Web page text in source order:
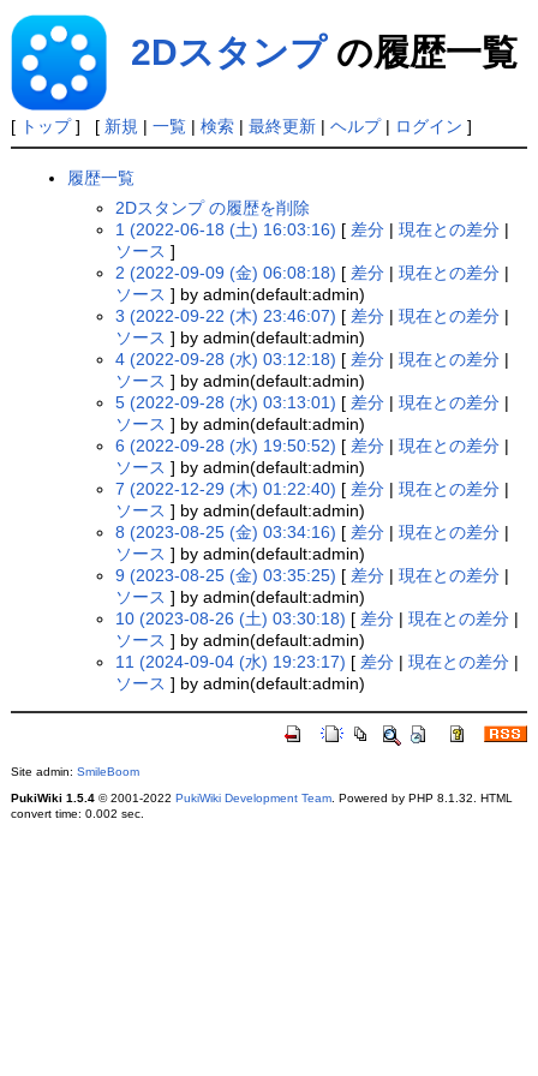
2Dスタンプの履歴一覧
[ トップ] [ 新規 | 一覧| 検索| 最終更新| ヘルプ| ログイン ]
履歴一覧
2Dスタンプ の履歴を削除
1 (2022-06-18 (土) 16:03:16) [ 差分 |現在との差分 |
ソース ]
2 (2022-09-09 (金) 06:08:18) [ 差分 |現在との差分 |
ソース ] by admin(default:admin)
3 (2022-09-22 (木) 23:46:07) [ 差分 |現在との差分 |
ソース ] by admin(default:admin)
4 (2022-09-28 (水) 03:12:18) [ 差分 |現在との差分 |
ソース ] by admin(default:admin)
5 (2022-09-28 (水) 03:13:01) [ 差分 |現在との差分 |
ソース ] by admin(default:admin)
6 (2022-09-28 (水) 19:50:52) [ 差分 |現在との差分 |
ソース ] by admin(default:admin)
7 (2022-12-29 (木) 01:22:40) [ 差分 |現在との差分 |
ソース ] by admin(default:admin)
8 (2023-08-25 (金) 03:34:16) [ 差分 |現在との差分 |
ソース ] by admin(default:admin)
9 (2023-08-25 (金) 03:35:25) [ 差分 |現在との差分 |
ソース ] by admin(default:admin)
10 (2023-08-26 (土) 03:30:18) [ 差分 |現在との差分 |
ソース ] by admin(default:admin)
11 (2024-09-04 (水) 19:23:17) [ 差分 |現在との差分 |
ソース ] by admin(default:admin)
Site admin: SmileBoom
PukiWiki 1.5.4© 2001-2022 PukiWiki Development Team. Powered by PHP 8.1.32. HTML
convert time: 0.002 sec.